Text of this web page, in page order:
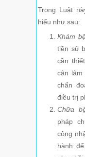
Trong Luật
hiểu như sau:
Khám
tiền sử
cần
cận
chẩn
điều trị
Chữa
pháp
công
hành